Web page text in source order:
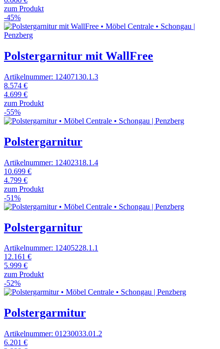
zum Produkt
-45%
Polstergarnitur mit WallFree
Artikelnummer: 12407130.1.3
8.574 €
4.699 €
zum Produkt
-55%
Polstergarnitur
Artikelnummer: 12402318.1.4
10.699 €
4.799 €
zum Produkt
-51%
Polstergarnitur
Artikelnummer: 12405228.1.1
12.161 €
5.999 €
zum Produkt
-52%
Polstergarmitur
Artikelnummer: 01230033.01.2
6.201 €